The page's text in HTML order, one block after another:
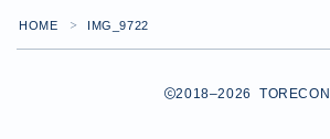
HOME ＞ IMG_9722
2018–2026 TORECON